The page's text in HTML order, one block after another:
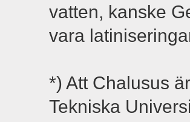
vatten, kanske
vara
*) Att Chalusus
Tekniska